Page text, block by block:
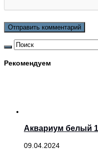
Рекомендуем
Аквариум белый
09.04.2024